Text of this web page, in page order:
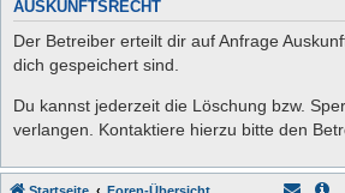
AUSKUNFTSRECHT
Der Betreiber erteilt dir auf Anfrage
dich gespeichert sind.
Du kannst jederzeit die Löschung bzw.
verlangen. Kontaktiere hierzu bitte den